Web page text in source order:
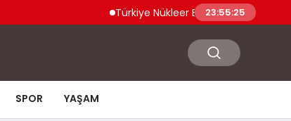
Türkiye Nükleer Bilim Olimpiyatı’na İlk Kez
23:55:26
SPOR YAŞAM